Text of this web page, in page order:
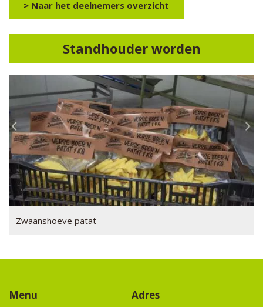
> Naar het deelnemers overzicht
Standhouder worden
Zwaanshoeve patat
Menu Adres